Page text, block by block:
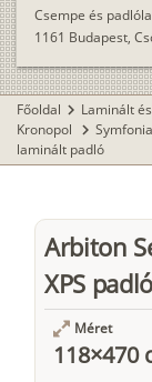
Csempe és
1161 Budapest,
Főoldal chevron_right Laminált
Kronopol chevron_right
laminált padló
Arbiton
XPS
Méret
118×470